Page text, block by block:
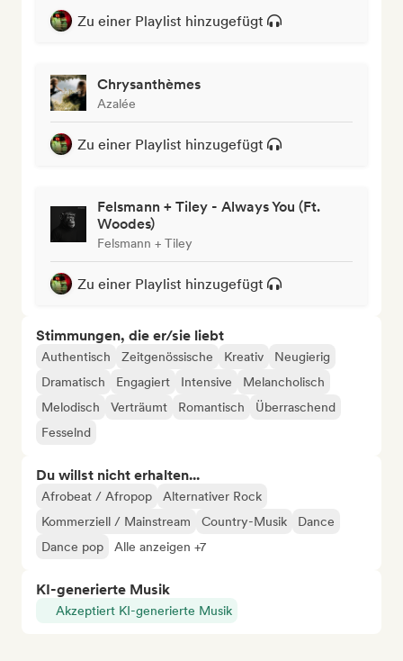
Zu einer Playlist hinzugefügt
Chrysanthèmes
Azalée
Zu einer Playlist hinzugefügt
Felsmann + Tiley - Always You (Ft.
Woodes)
Felsmann + Tiley
Zu einer Playlist hinzugefügt
Stimmungen, die er/sie liebt
Authentisch Zeitgenössische Kreativ
Neugierig
Dramatisch
Engagiert Intensive
Melancholisch
Melodisch
Verträumt Romantisch
Überraschend
Fesselnd
Du willst nicht erhalten...
Afrobeat / Afropop
Alternativer Rock
Kommerziell / Mainstream
Country-Musik
Dance
Dance pop
Alle anzeigen +7
KI-generierte Musik
Akzeptiert KI-generierte Musik